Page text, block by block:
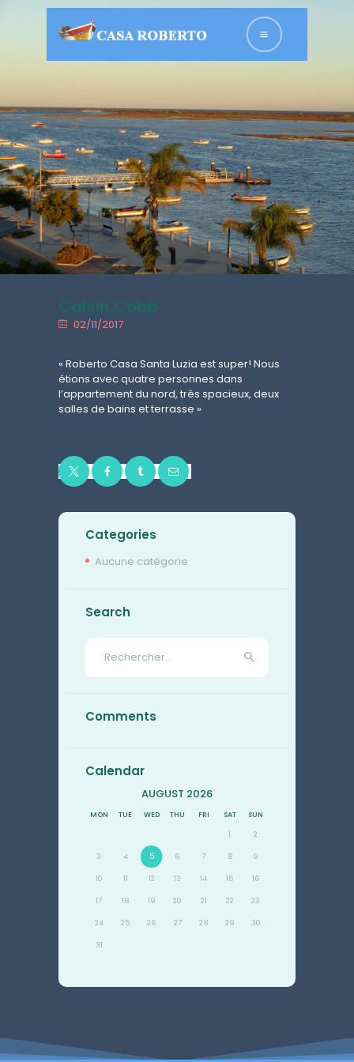
HOME
APPARTEMENTS
DE NOUS
GALERIE DE
PHOTOS
CONTACT
FRANÇAIS
Calvin Cobb
02/11/2017
« Roberto Casa Santa Luzia est super! Nous
étions avec quatre personnes dans
l’appartement du nord, très spacieux, deux
salles de bains et terrasse »
Categories
Aucune catégorie
Search
Rechercher :
Comments
Calendar
AUGUST 2026
MON TUE WED THU FRI SAT SUN
1 2
3 4 5 6 7 8 9
10 11 12 13 14 15 16
17 18 19 20 21 22 23
24 25 26 27 28 29 30
31